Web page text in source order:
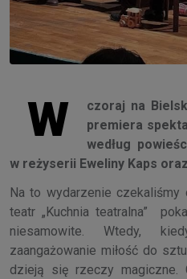
W
czoraj na
premiera
według
w reżyserii Eweliny Kaps
Na to wydarzenie
teatr „Kuchnia teatralna”
niesamowite. Wtedy,
zaangażowanie miłość do
dzieją się rzeczy